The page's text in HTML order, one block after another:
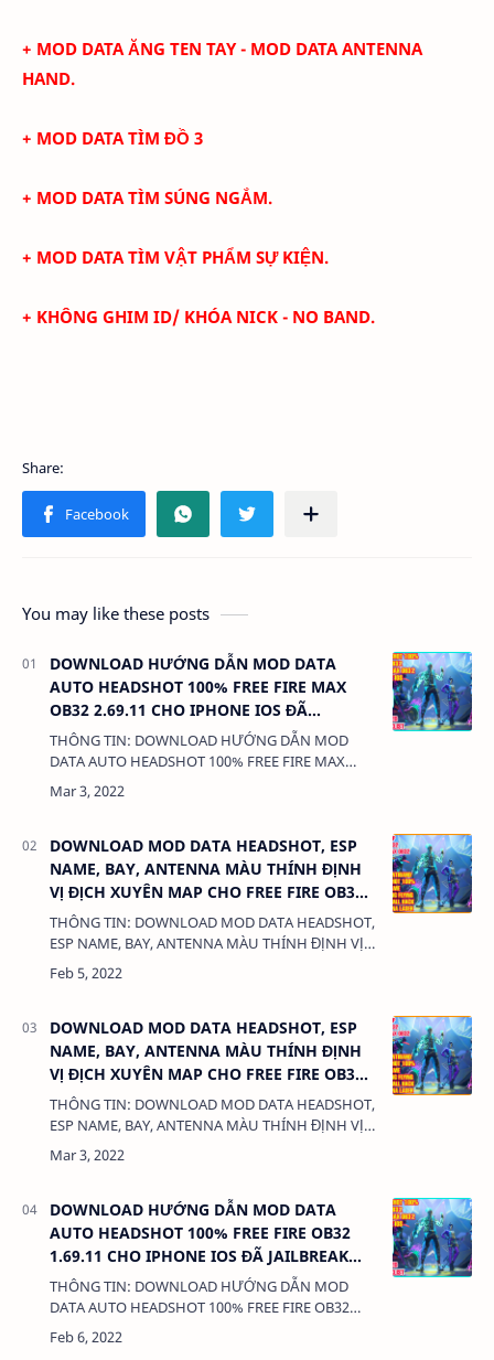
+ MOD DATA ĂNG TEN TAY - MOD DATA ANTENNA
HAND.
+ MOD DATA TÌM ĐỒ 3
+ MOD DATA TÌM SÚNG NGẮM.
+ MOD DATA TÌM VẬT PHẨM SỰ KIỆN.
+ KHÔNG GHIM ID/ KHÓA NICK - NO BAND.
You may like these posts
DOWNLOAD HƯỚNG DẪN MOD DATA
AUTO HEADSHOT 100% FREE FIRE MAX
OB32 2.69.11 CHO IPHONE IOS ĐÃ
JAILBREAK KHÔNG KHÓA NICK.
THÔNG TIN: DOWNLOAD HƯỚNG DẪN MOD
DATA AUTO HEADSHOT 100% FREE FIRE MAX
OB32 2.69.11 CHO IPHONE IOS ĐÃ JAILBREAK
KHÔNG KHÓA NICK. DUNG LƯỢNG: 3MB LINK:
DOWNLOAD MOD DATA HEADSHOT, ESP
NAME, BAY, ANTENNA MÀU THÍNH ĐỊNH
VỊ ĐỊCH XUYÊN MAP CHO FREE FIRE OB32
1.70.2/2.70.2 MỚI NHẤT - KHÔNG KHÓA
NICK
THÔNG TIN: DOWNLOAD MOD DATA HEADSHOT,
ESP NAME, BAY, ANTENNA MÀU THÍNH ĐỊNH VỊ
ĐỊCH XUYÊN MAP CHO FREE FIRE OB32
1.70.2/2.70.2 MỚI NHẤT - KHÔNG KHÓA NICK
DOWNLOAD MOD DATA HEADSHOT, ESP
NAME, BAY, ANTENNA MÀU THÍNH ĐỊNH
VỊ ĐỊCH XUYÊN MAP CHO FREE FIRE OB32
1.69.11/2.69.11 MỚI NHẤT - KHÔNG KHÓA
NICK
THÔNG TIN: DOWNLOAD MOD DATA HEADSHOT,
ESP NAME, BAY, ANTENNA MÀU THÍNH ĐỊNH VỊ
ĐỊCH XUYÊN MAP CHO FREE FIRE OB32
1.69.11/2.69.11 MỚI NHẤT - KHÔNG KHÓA NICK
DOWNLOAD HƯỚNG DẪN MOD DATA
AUTO HEADSHOT 100% FREE FIRE OB32
1.69.11 CHO IPHONE IOS ĐÃ JAILBREAK
KHÔNG KHÓA NICK.
THÔNG TIN: DOWNLOAD HƯỚNG DẪN MOD
DATA AUTO HEADSHOT 100% FREE FIRE OB32
1.69.11 CHO IPHONE IOS ĐÃ JAILBREAK KHÔNG
KHÓA NICK. DUNG LƯỢNG: 3MB LINK: